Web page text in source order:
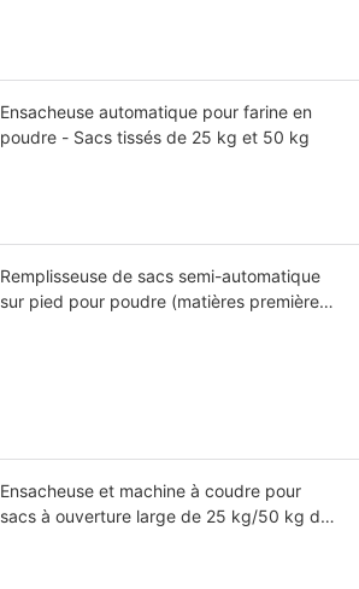
Ensacheuse automatique pour farine en
poudre - Sacs tissés de 25 kg et 50 kg
Remplisseuse de sacs semi-automatique
sur pied pour poudre (matières premières
Ensacheuse et machine à coudre pour
sacs à ouverture large de 25 kg/50 kg de